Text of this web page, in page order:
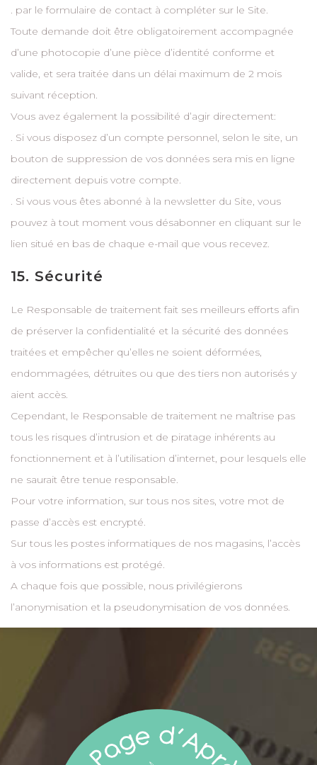
. par le formulaire de contact à compléter sur le Site.
Toute demande doit être obligatoirement accompagnée
d’une photocopie d’une pièce d’identité conforme et
valide, et sera traitée dans un délai maximum de 2 mois
suivant réception.
Vous avez également la possibilité d’agir directement:
. Si vous disposez d’un compte personnel, selon le site, un
bouton de suppression de vos données sera mis en ligne
directement depuis votre compte.
. Si vous vous êtes abonné à la newsletter du Site, vous
pouvez à tout moment vous désabonner en cliquant sur le
lien situé en bas de chaque e-mail que vous recevez.
15. Sécurité
Le Responsable de traitement fait ses meilleurs efforts afin
de préserver la confidentialité et la sécurité des données
traitées et empêcher qu’elles ne soient déformées,
endommagées, détruites ou que des tiers non autorisés y
aient accès.
Cependant, le Responsable de traitement ne maîtrise pas
tous les risques d’intrusion et de piratage inhérents au
fonctionnement et à l’utilisation d’internet, pour lesquels elle
ne saurait être tenue responsable.
Pour votre information, sur tous nos sites, votre mot de
passe d’accès est encrypté.
Sur tous les postes informatiques de nos magasins, l’accès
à vos informations est protégé.
A chaque fois que possible, nous privilégierons
l’anonymisation et la pseudonymisation de vos données.